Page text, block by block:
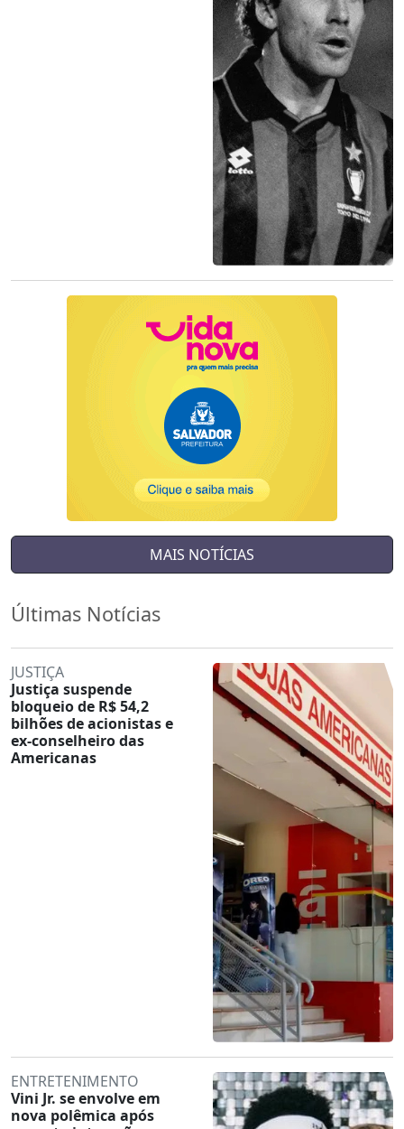
MAIS NOTÍCIAS
Últimas Notícias
JUSTIÇA
Justiça suspende
bloqueio de R$ 54,2
bilhões de acionistas e
ex-conselheiro das
Americanas
ENTRETENIMENTO
Vini Jr. se envolve em
nova polêmica após